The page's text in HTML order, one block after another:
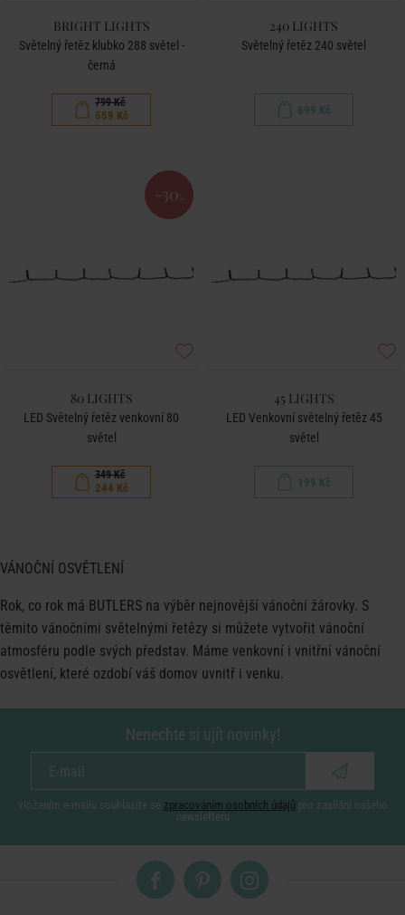
BRIGHT LIGHTS
Světelný řetěz klubko 288 světel -
černá
799 Kč
559 Kč
240 LIGHTS
Světelný řetěz 240 světel
699 Kč
-30 %
80 LIGHTS
LED Světelný řetěz venkovní 80
světel
349 Kč
244 Kč
45 LIGHTS
LED Venkovní světelný řetěz 45
světel
199 Kč
VÁNOČNÍ OSVĚTLENÍ
Rok, co rok má BUTLERS na výběr nejnovější vánoční žárovky. S
těmito vánočními světelnými řetězy si můžete vytvořit vánoční
atmosféru podle svých představ. Máme venkovní i vnitřní vánoční
osvětlení, které ozdobí váš domov uvnitř i venku.
Nenechte si ujít novinky!
vložením e-mailu souhlasíte se zpracováním osobních údajů pro zasílání našeho
newsletteru